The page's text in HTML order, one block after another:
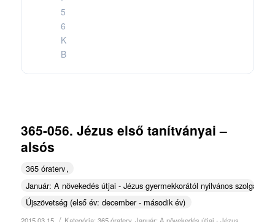
5
6
K
B
365-056. Jézus első tanítványai –
alsós
365 óraterv
Január: A növekedés útjai - Jézus gyermekkorától nyilvános
Újszövetség (első év: december - második év)